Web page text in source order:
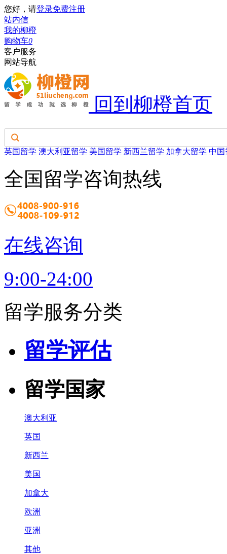
您好，请登录免费注册
站内信
我的柳橙
购物车0
客户服务
网站导航
回到柳橙首页
英国留学 澳大利亚留学 美国留学 新西兰留学 加拿大留学 中国
全国留学咨询热线
在线咨询
9:00-24:00
留学服务分类
留学评估
留学国家
澳大利亚
英国
新西兰
美国
加拿大
欧洲
亚洲
其他